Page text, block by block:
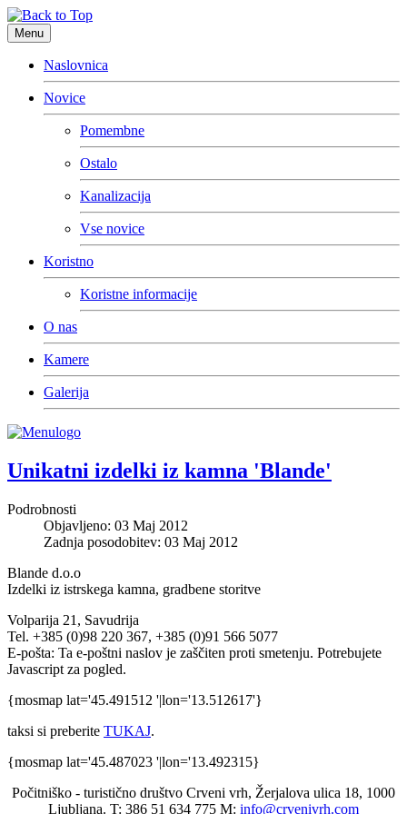
Menu
Naslovnica
Novice
Pomembne
Ostalo
Kanalizacija
Vse novice
Koristno
Koristne informacije
O nas
Kamere
Galerija
Unikatni izdelki iz kamna 'Blande'
Podrobnosti
Objavljeno: 03 Maj 2012
Zadnja posodobitev: 03 Maj 2012
Blande d.o.o
Izdelki iz istrskega kamna, gradbene storitve
Volparija 21, Savudrija
Tel. +385 (0)98 220 367, +385 (0)91 566 5077
E-pošta: Ta e-poštni naslov je zaščiten proti smetenju. Potrebujete
Javascript za pogled.
{mosmap lat='45.491512 '|lon='13.512617'}
taksi si preberite TUKAJ.
{mosmap lat='45.487023 '|lon='13.492315}
Počitniško - turistično društvo Crveni vrh, Žerjalova ulica 18, 1000
Ljubljana. T: 386 51 634 775 M: info@crvenivrh.com